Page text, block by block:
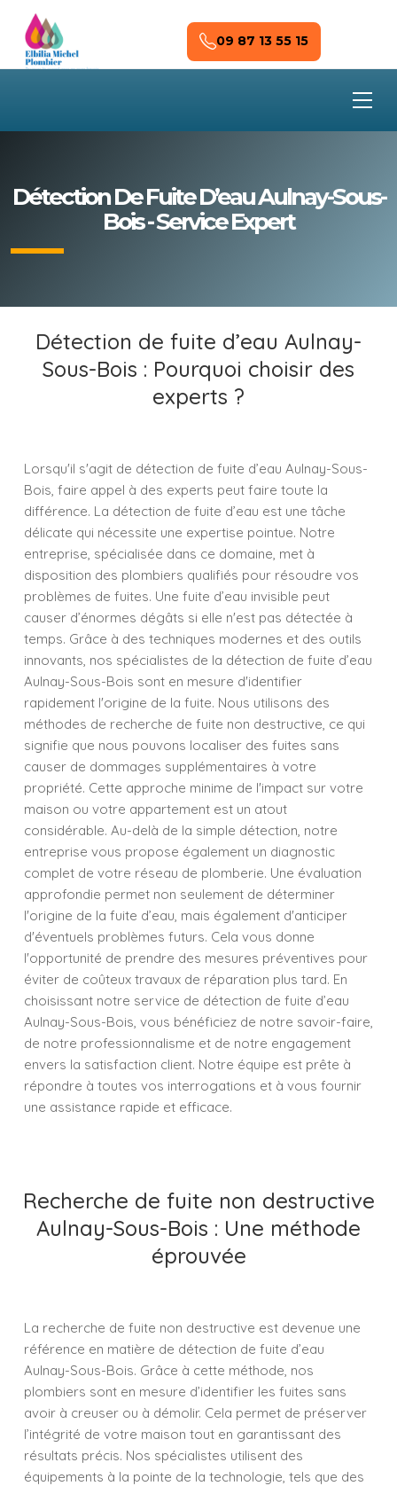
Skip to main content
09 87 13 55 15
Détection De Fuite D’eau Aulnay-Sous-
Bois - Service Expert
Détection de fuite d’eau Aulnay-
Sous-Bois : Pourquoi choisir des
experts ?
Lorsqu'il s'agit de détection de fuite d’eau Aulnay-Sous-
Bois, faire appel à des experts peut faire toute la
différence. La détection de fuite d’eau est une tâche
délicate qui nécessite une expertise pointue. Notre
entreprise, spécialisée dans ce domaine, met à
disposition des plombiers qualifiés pour résoudre vos
problèmes de fuites. Une fuite d’eau invisible peut
causer d’énormes dégâts si elle n'est pas détectée à
temps. Grâce à des techniques modernes et des outils
innovants, nos spécialistes de la détection de fuite d’eau
Aulnay-Sous-Bois sont en mesure d'identifier
rapidement l'origine de la fuite. Nous utilisons des
méthodes de recherche de fuite non destructive, ce qui
signifie que nous pouvons localiser des fuites sans
causer de dommages supplémentaires à votre
propriété. Cette approche minime de l'impact sur votre
maison ou votre appartement est un atout
considérable. Au-delà de la simple détection, notre
entreprise vous propose également un diagnostic
complet de votre réseau de plomberie. Une évaluation
approfondie permet non seulement de déterminer
l'origine de la fuite d’eau, mais également d'anticiper
d'éventuels problèmes futurs. Cela vous donne
l'opportunité de prendre des mesures préventives pour
éviter de coûteux travaux de réparation plus tard. En
choisissant notre service de détection de fuite d’eau
Aulnay-Sous-Bois, vous bénéficiez de notre savoir-faire,
de notre professionnalisme et de notre engagement
envers la satisfaction client. Notre équipe est prête à
répondre à toutes vos interrogations et à vous fournir
une assistance rapide et efficace.
Recherche de fuite non destructive
Aulnay-Sous-Bois : Une méthode
éprouvée
La recherche de fuite non destructive est devenue une
référence en matière de détection de fuite d’eau
Aulnay-Sous-Bois. Grâce à cette méthode, nos
plombiers sont en mesure d’identifier les fuites sans
avoir à creuser ou à démolir. Cela permet de préserver
l’intégrité de votre maison tout en garantissant des
résultats précis. Nos spécialistes utilisent des
équipements à la pointe de la technologie, tels que des